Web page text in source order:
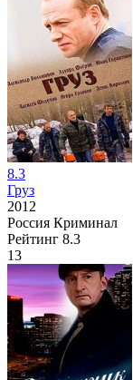
8.3
Груз
2012
Россия Криминал
Рейтинг 8.3
13